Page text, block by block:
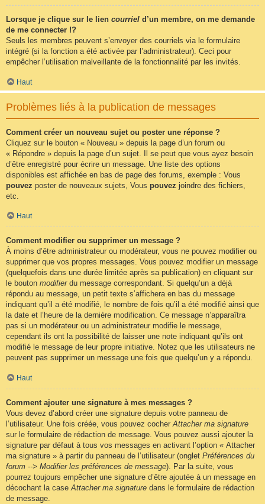
Lorsque je clique sur le lien courriel d’un membre, on me demande
de me connecter !?
Seuls les membres peuvent s’envoyer des courriels via le formulaire
intégré (si la fonction a été activée par l’administrateur). Ceci pour
empêcher l’utilisation malveillante de la fonctionnalité par les invités.
Haut
Problèmes liés à la publication de messages
Comment créer un nouveau sujet ou poster une réponse ?
Cliquez sur le bouton « Nouveau » depuis la page d’un forum ou
« Répondre » depuis la page d’un sujet. Il se peut que vous ayez besoin
d’être enregistré pour écrire un message. Une liste des options
disponibles est affichée en bas de page des forums, exemple : Vous
pouvez poster de nouveaux sujets, Vous pouvez joindre des fichiers,
etc.
Haut
Comment modifier ou supprimer un message ?
À moins d’être administrateur ou modérateur, vous ne pouvez modifier ou
supprimer que vos propres messages. Vous pouvez modifier un message
(quelquefois dans une durée limitée après sa publication) en cliquant sur
le bouton modifierdu message correspondant. Si quelqu’un a déjà
répondu au message, un petit texte s’affichera en bas du message
indiquant qu’il a été modifié, le nombre de fois qu’il a été modifié ainsi que
la date et l’heure de la dernière modification. Ce message n’apparaîtra
pas si un modérateur ou un administrateur modifie le message,
cependant ils ont la possibilité de laisser une note indiquant qu’ils ont
modifié le message de leur propre initiative. Notez que les utilisateurs ne
peuvent pas supprimer un message une fois que quelqu’un y a répondu.
Haut
Comment ajouter une signature à mes messages ?
Vous devez d’abord créer une signature depuis votre panneau de
l’utilisateur. Une fois créée, vous pouvez cocherAttacher ma signature
sur le formulaire de rédaction de message. Vous pouvez aussi ajouter la
signature par défaut à tous vos messages en activant l’option « Attacher
ma signature » à partir du panneau de l’utilisateur (onglet Préférences du
forum --> Modifier les préférences de message). Par la suite, vous
pourrez toujours empêcher une signature d’être ajoutée à un message en
décochant la caseAttacher ma signature dans le formulaire de rédaction
de message.